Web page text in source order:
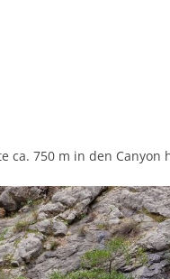
ca. 750 m in den Canyon